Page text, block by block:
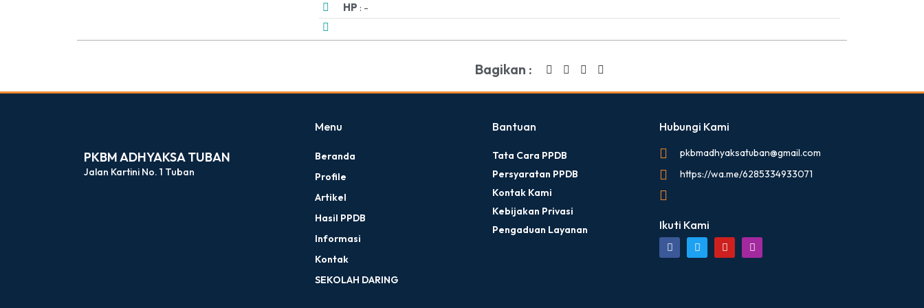
HP : -
Bagikan :
PKBM ADHYAKSA TUBAN
Jalan Kartini No. 1 Tuban
Menu
Beranda
Profile
Artikel
Hasil PPDB
Informasi
Kontak
SEKOLAH DARING
Bantuan
Tata Cara PPDB
Persyaratan PPDB
Kontak Kami
Kebijakan Privasi
Pengaduan Layanan
Hubungi Kami
pkbmadhyaksatuban@gmail.com
https://wa.me/6285334933071
Ikuti Kami